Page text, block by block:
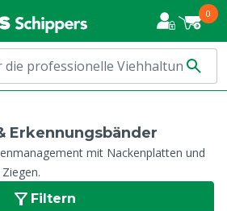
0
Erkennungsbänder
mit Nackenplatten und
Filtern